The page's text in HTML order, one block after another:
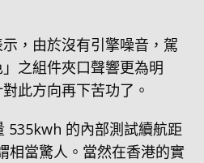
，由於沒有引擎噪音，駕
之組件夾口聲響更為明
此方向再下苦功了。
535kwh 的內部測試續航距
相當驚人。當然在香港的實